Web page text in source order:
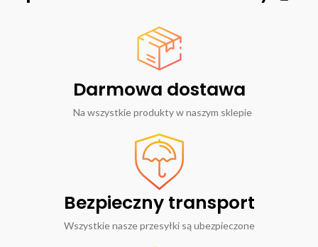
Darmowa dostawa
Na wszystkie produkty w naszym sklepie
Bezpieczny transport
Wszystkie nasze przesyłki są ubezpieczone